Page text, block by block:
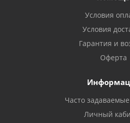
Условия
Условия
Гарантия и
Оферта
Часто
Личный